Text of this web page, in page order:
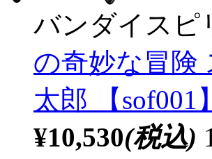
バンダイスピ
の奇妙な冒険
太郎 【sof001】
¥10,530(税込)